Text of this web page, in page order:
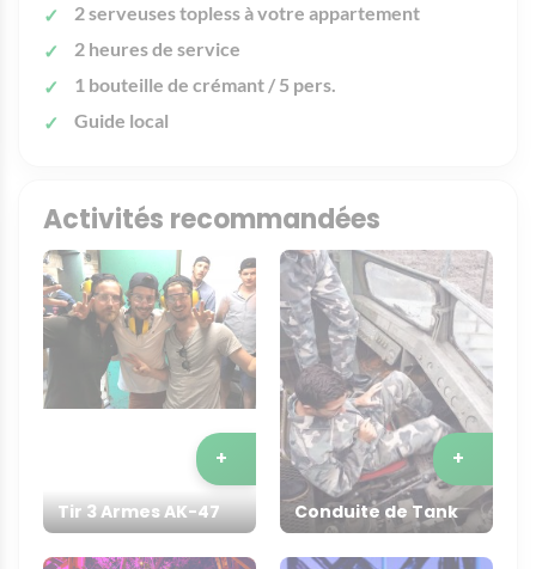
2 serveuses topless à votre appartement
2 heures de service
1 bouteille de crémant / 5 pers.
Guide local
Activités recommandées
Tir 3 Armes AK-47
+
Conduite de Tank
+